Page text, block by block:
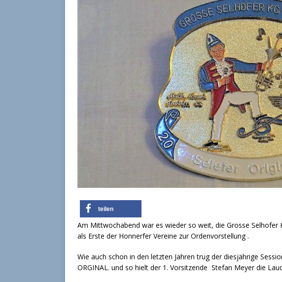
teilen
Am Mittwochabend war es wieder so weit, die Grosse Selhofer
als Erste der Honnerfer Vereine zur Ordenvorstellung .
Wie auch schon in den letzten Jahren trug der diesjährige
ORGINAL. und so hielt der 1. Vorsitzende Stefan Meyer die